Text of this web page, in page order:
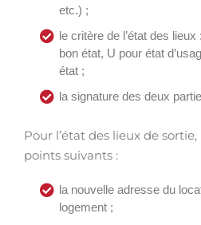
etc.) ;
le critère de l’état des
bon état, U pour état
état ;
la signature des deux
Pour l’état des lieux de
points suivants :
la nouvelle adresse du
logement ;